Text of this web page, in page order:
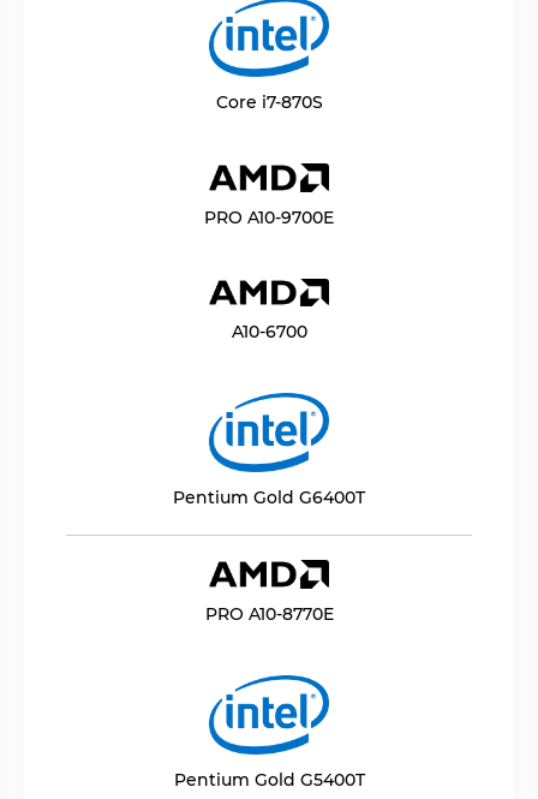
Core i7-870S
PRO A10-9700E
A10-6700
Pentium Gold G6400T
PRO A10-8770E
Pentium Gold G5400T